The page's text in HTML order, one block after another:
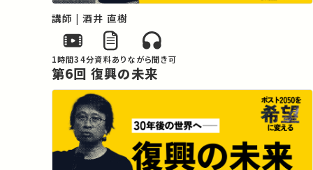
講師 | 酒井 直樹
1時間34分資料ありながら聞き可
第6回 復興の未来